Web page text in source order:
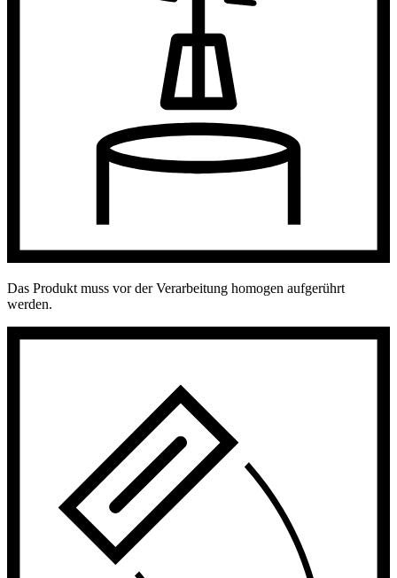
Das Produkt muss vor der Verarbeitung homogen aufgerührt
werden.